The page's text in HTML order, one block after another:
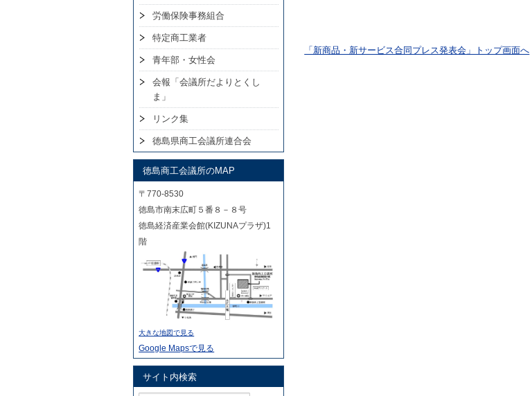
「新商品・新サービス合同プレス発表会」トップ画面へ
労働保険事務組合
特定商工業者
青年部・女性会
会報「会議所だよりとくし
ま」
リンク集
徳島県商工会議所連合会
徳島商工会議所のMAP
〒770-8530
徳島市南末広町５番８－８号
徳島経済産業会館(KIZUNAプラザ)1
階
大きな地図で見る
Google Mapsで見る
サイト内検索